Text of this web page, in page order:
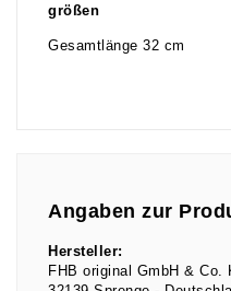
größen
Gesamtlänge 32 cm
Angaben zur
Hersteller:
FHB original GmbH & Co.